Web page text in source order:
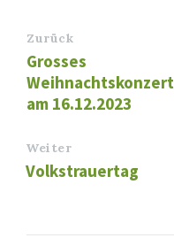
Zurück
Grosses
Weihnachtskonzert
am 16.12.2023
Weiter
Volkstrauertag